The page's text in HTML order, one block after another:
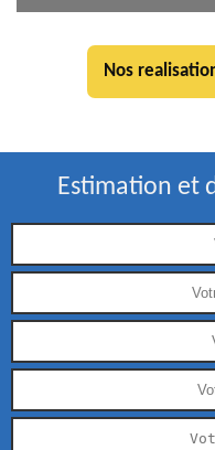
Nos
Estimation et